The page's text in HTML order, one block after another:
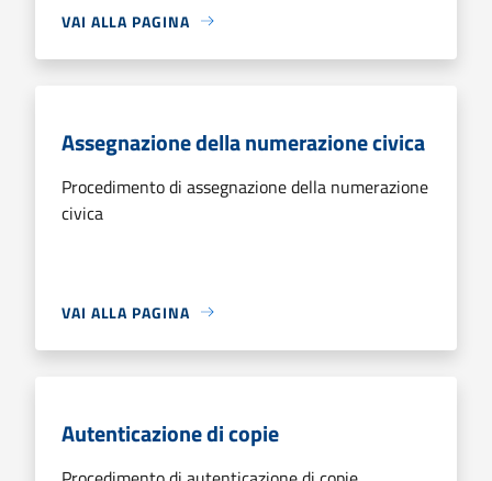
VAI ALLA PAGINA
Assegnazione della numerazione civica
Procedimento di assegnazione della numerazione
civica
VAI ALLA PAGINA
Autenticazione di copie